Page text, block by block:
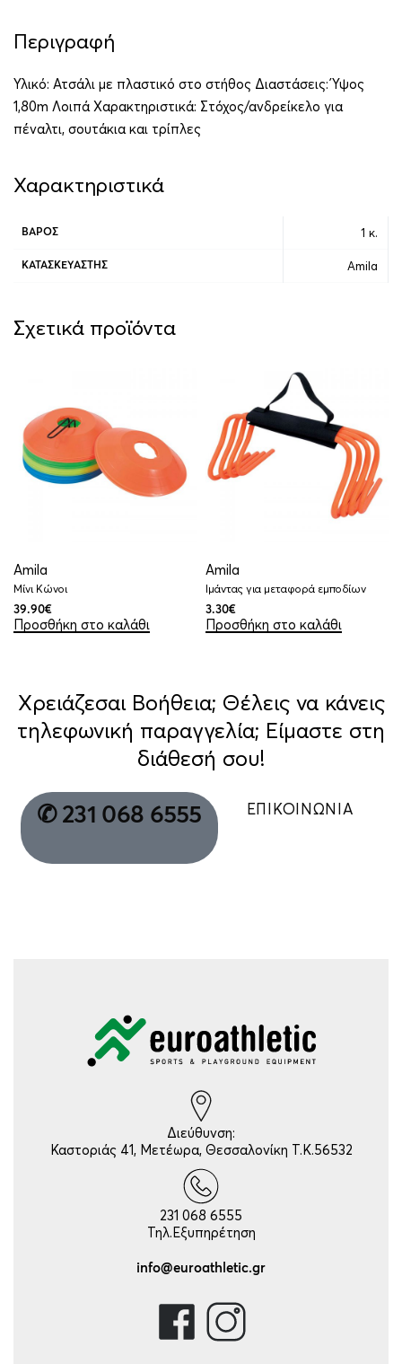
Περιγραφή
Υλικό: Ατσάλι με πλαστικό στο στήθος Διαστάσεις: Ύψος
1,80m Λοιπά Χαρακτηριστικά: Στόχος/ανδρείκελο για
πέναλτι, σουτάκια και τρίπλες
Χαρακτηριστικά
ΒΆΡΟΣ 1 κ.
ΚΑΤΑΣΚΕΥΑΣΤΉΣ Amila
Σχετικά προϊόντα
Amila
Μίνι Κώνοι
39.90€
Προσθήκη στο καλάθι
Amila
Ιμάντας για μεταφορά εμποδίων
3.30€
Προσθήκη στο καλάθι
Χρειάζεσαι Βοήθεια; Θέλεις να κάνεις
τηλεφωνική παραγγελία; Είμαστε στη
διάθεσή σου!
✆ 231 068 6555 ΕΠΙΚΟΙΝΩΝΙΑ
Διεύθυνση:
Καστοριάς 41, Μετέωρα, Θεσσαλονίκη Τ.Κ.56532
231 068 6555
Τηλ.Εξυπηρέτηση
info@euroathletic.gr